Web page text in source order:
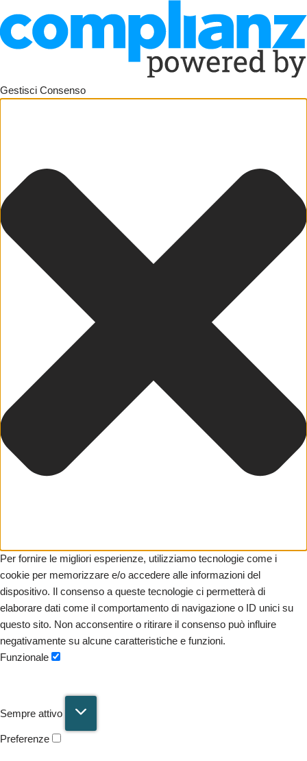
Gestisci Consenso
Per fornire le migliori esperienze, utilizziamo tecnologie come i
cookie per memorizzare e/o accedere alle informazioni del
dispositivo. Il consenso a queste tecnologie ci permetterà di
elaborare dati come il comportamento di navigazione o ID unici su
questo sito. Non acconsentire o ritirare il consenso può influire
negativamente su alcune caratteristiche e funzioni.
Funzionale
Sempre attivo
Preferenze